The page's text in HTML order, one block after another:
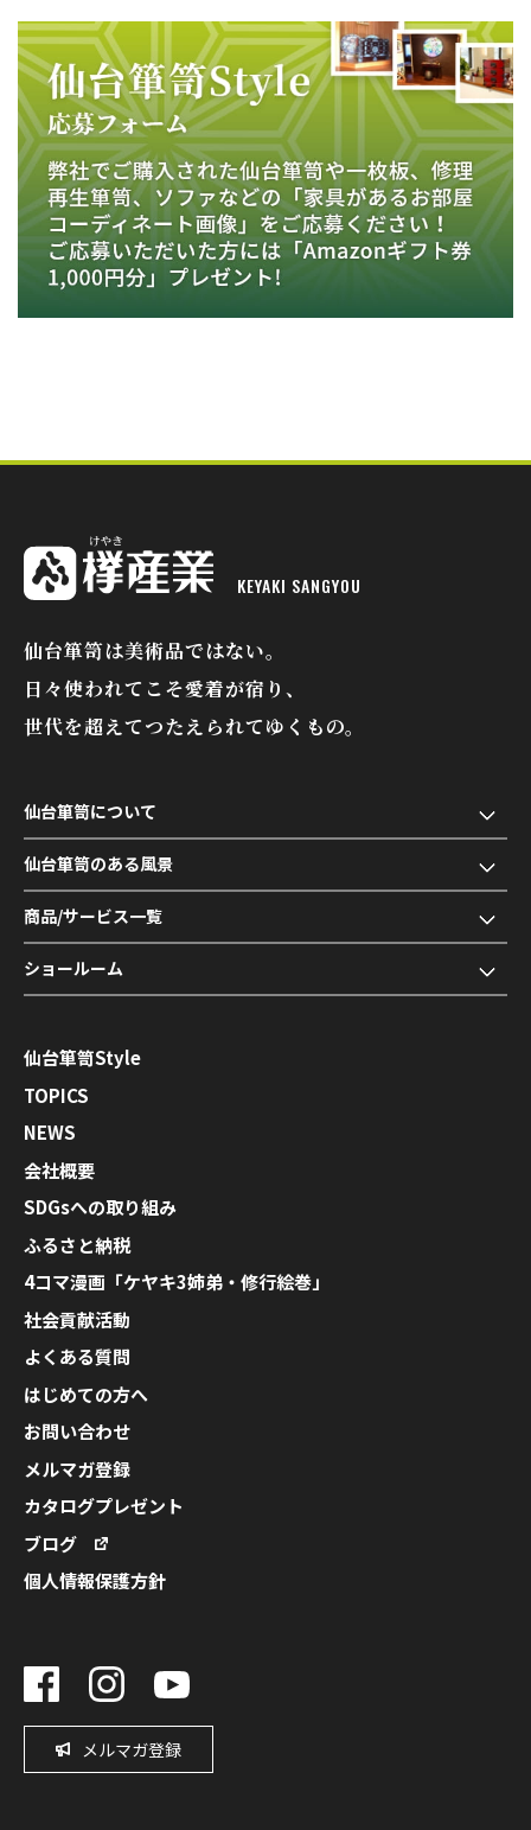
KEYAKI SANGYOU
仙台箪笥は美術品ではない。
日々使われてこそ愛着が宿り、
世代を超えてつたえられてゆくもの。
仙台箪笥について
仙台箪笥のある風景
商品/サービス一覧
ショールーム
仙台箪笥Style
TOPICS
NEWS
会社概要
SDGsへの取り組み
ふるさと納税
4コマ漫画「ケヤキ3姉弟・修行絵巻」
社会貢献活動
よくある質問
はじめての方へ
お問い合わせ
メルマガ登録
カタログプレゼント
ブログ
個人情報保護方針
メルマガ登録